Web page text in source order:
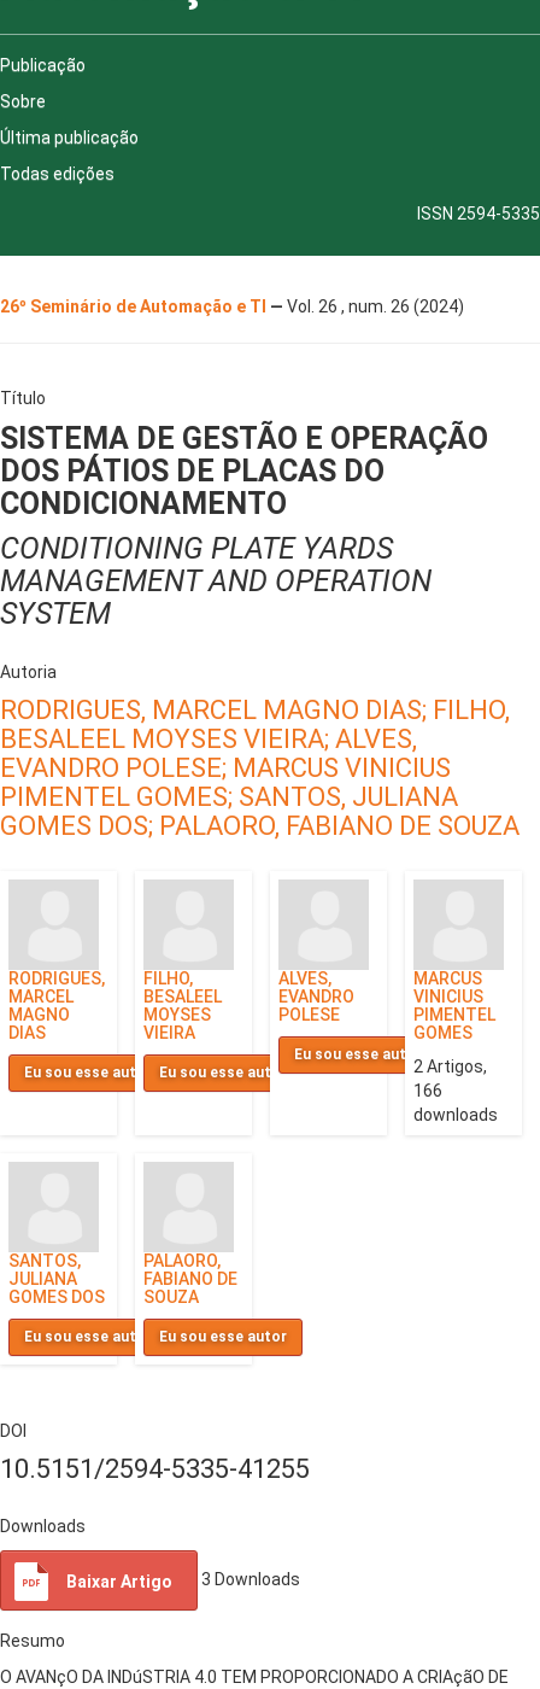
Publicação
Sobre
Última publicação
Todas edições
ISSN 2594-5335
26º Seminário de Automação e TI — Vol. 26 , num. 26 (2024)
Título
SISTEMA DE GESTÃO E OPERAÇÃO
DOS PÁTIOS DE PLACAS DO
CONDICIONAMENTO
CONDITIONING PLATE YARDS
MANAGEMENT AND OPERATION
SYSTEM
Autoria
RODRIGUES, MARCEL MAGNO DIAS; FILHO,
BESALEEL MOYSES VIEIRA; ALVES,
EVANDRO POLESE; MARCUS VINICIUS
PIMENTEL GOMES; SANTOS, JULIANA
GOMES DOS; PALAORO, FABIANO DE SOUZA
RODRIGUES,
MARCEL
MAGNO
DIAS
Eu sou esse autor
FILHO,
BESALEEL
MOYSES
VIEIRA
Eu sou esse autor
ALVES,
EVANDRO
POLESE
Eu sou esse autor
MARCUS
VINICIUS
PIMENTEL
GOMES
2 Artigos,
166
downloads
SANTOS,
JULIANA
GOMES DOS
Eu sou esse autor
PALAORO,
FABIANO DE
SOUZA
Eu sou esse autor
DOI
10.5151/2594-5335-41255
Downloads
Baixar Artigo 3 Downloads
Resumo
O AVANçO DA INDúSTRIA 4.0 TEM PROPORCIONADO A CRIAçãO DE